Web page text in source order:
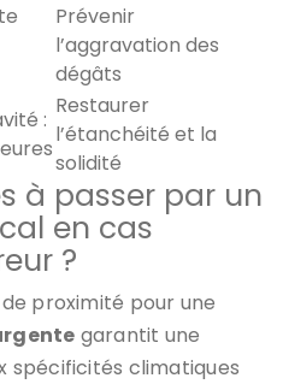
Prévenir
l’aggravation des
dégâts
:
Restaurer
l’étanchéité et la
solidité
à passer par un
en cas
?
proximité pour une
garantit une
spécificités climatiques